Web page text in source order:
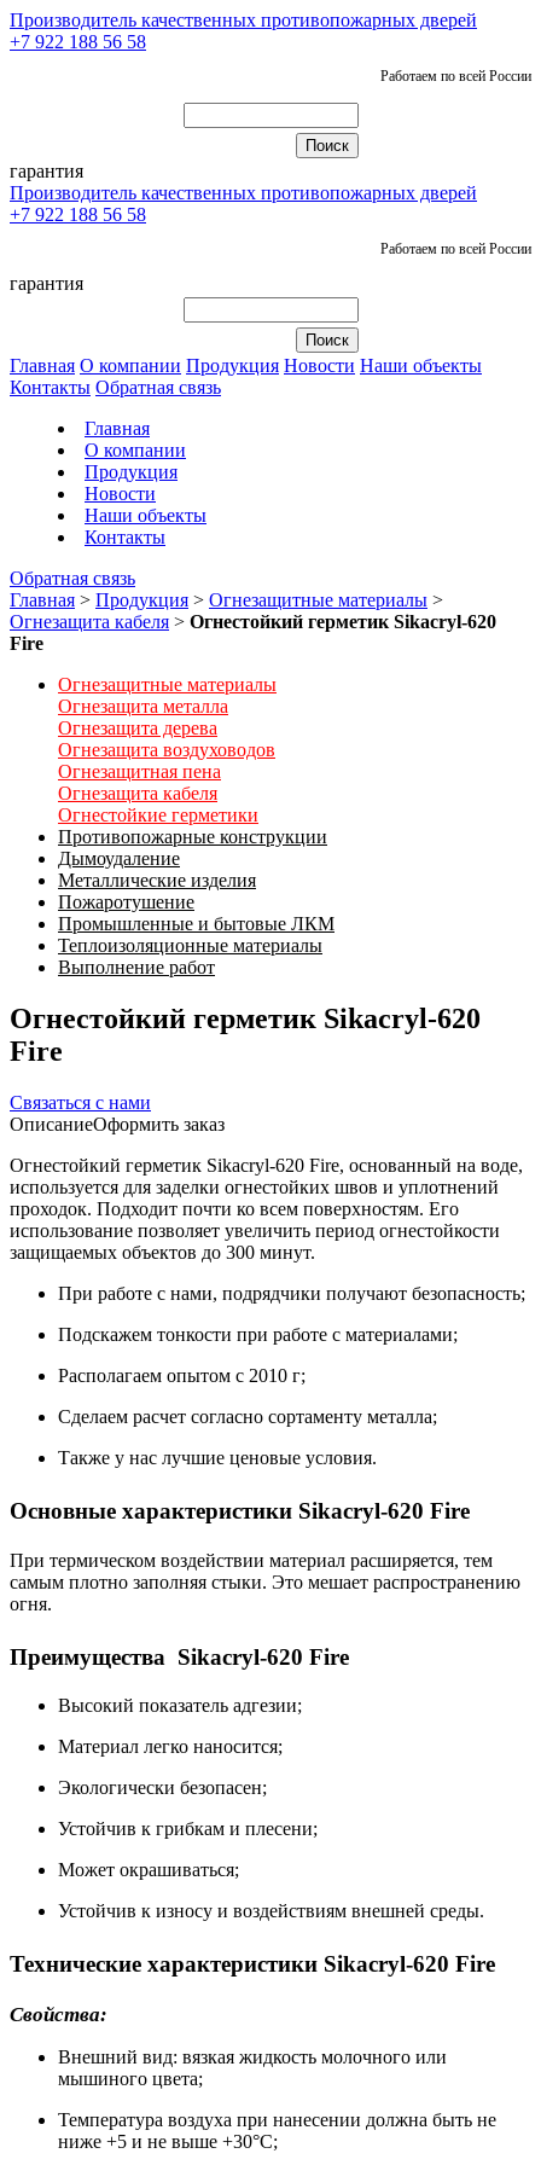
Производитель качественных противопожарных дверей
+7 922 188 56 58
Работаем по всей России
гарантия
Производитель качественных противопожарных дверей
+7 922 188 56 58
Работаем по всей России
гарантия
Главная О компании Продукция Новости Наши объекты
Контакты Обратная связь
Главная
О компании
Продукция
Новости
Наши объекты
Контакты
Обратная связь
Главная > Продукция > Огнезащитные материалы >
Огнезащита кабеля > Огнестойкий герметик Sikacryl-620
Fire
Огнезащитные материалы
Огнезащита металла
Огнезащита дерева
Огнезащита воздуховодов
Огнезащитная пена
Огнезащита кабеля
Огнестойкие герметики
Противопожарные конструкции
Дымоудаление
Металлические изделия
Пожаротушение
Промышленные и бытовые ЛКМ
Теплоизоляционные материалы
Выполнение работ
Огнестойкий герметик Sikacryl-620
Fire
Связаться с нами
ОписаниеОформить заказ
Огнестойкий герметик Sikacryl-620 Fire, основанный на воде,
используется для заделки огнестойких швов и уплотнений
проходок. Подходит почти ко всем поверхностям. Его
использование позволяет увеличить период огнестойкости
защищаемых объектов до 300 минут.
При работе с нами, подрядчики получают безопасность;
Подскажем тонкости при работе с материалами;
Располагаем опытом с 2010 г;
Сделаем расчет согласно сортаменту металла;
Также у нас лучшие ценовые условия.
Основные характеристики Sikacryl-620 Fire
При термическом воздействии материал расширяется, тем
самым плотно заполняя стыки. Это мешает распространению
огня.
Преимущества Sikacryl-620 Fire
Высокий показатель адгезии;
Материал легко наносится;
Экологически безопасен;
Устойчив к грибкам и плесени;
Может окрашиваться;
Устойчив к износу и воздействиям внешней среды.
Технические характеристики Sikacryl-620 Fire
Свойства:
Внешний вид: вязкая жидкость молочного или
мышиного цвета;
Температура воздуха при нанесении должна быть не
ниже +5 и не выше +30°С;